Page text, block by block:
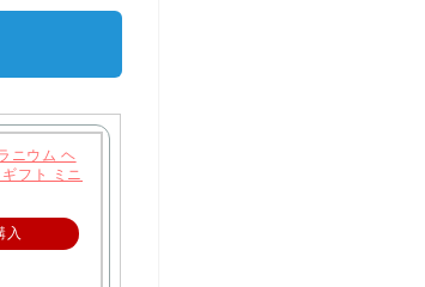
ニウム ヘ
フト ミニ
入